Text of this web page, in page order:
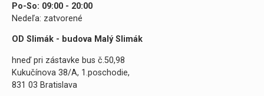
Po-So: 09:00 - 20:00
Nedeľa: zatvorené
OD Slimák - budova Malý Slimák
hneď pri zástavke bus č.50,98
Kukučínova 38/A, 1.poschodie,
831 03 Bratislava